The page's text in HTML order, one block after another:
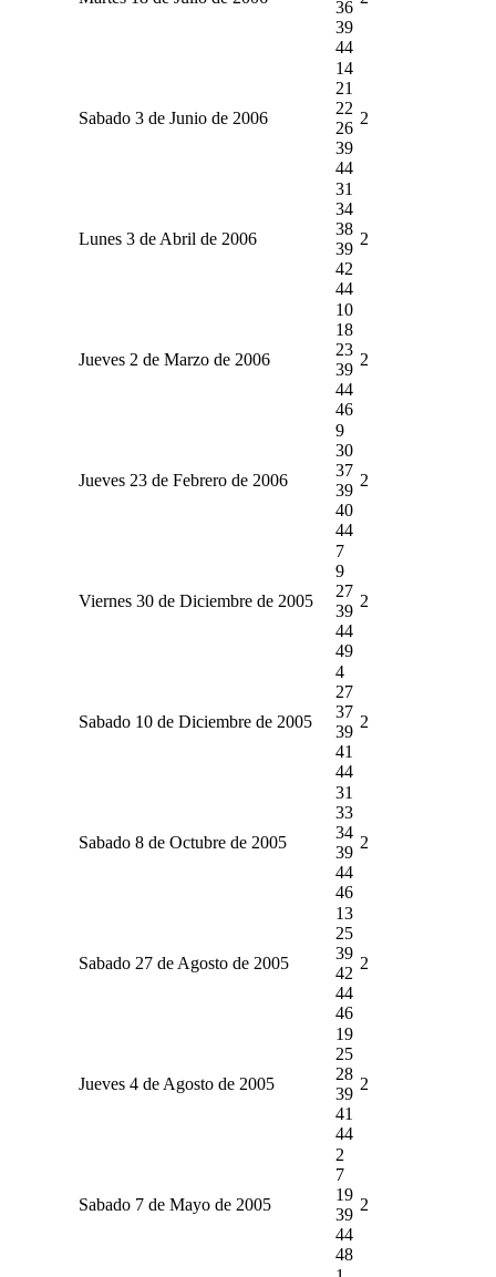
36
39
44
Sabado 3 de Junio de 2006
14
21
22
26
39
44
2
Lunes 3 de Abril de 2006
31
34
38
39
42
44
2
Jueves 2 de Marzo de 2006
10
18
23
39
44
46
2
Jueves 23 de Febrero de 2006
9
30
37
39
40
44
2
Viernes 30 de Diciembre de 2005
7
9
27
39
44
49
2
Sabado 10 de Diciembre de 2005
4
27
37
39
41
44
2
Sabado 8 de Octubre de 2005
31
33
34
39
44
46
2
Sabado 27 de Agosto de 2005
13
25
39
42
44
46
2
Jueves 4 de Agosto de 2005
19
25
28
39
41
44
2
Sabado 7 de Mayo de 2005
2
7
19
39
44
48
2